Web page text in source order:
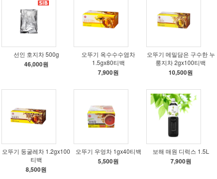
선인 호지차 500g
46,000원
오뚜기 옥수수수염차
1.5gx80티백
7,900원
오뚜기 메밀담은 구수한 누
룽지차 2gx100티백
10,500원
오뚜기 둥굴레차 1.2gx100
티백
8,500원
오뚜기 우엉차 1gx40티백
5,500원
보해 매원 디럭스 1.5L
7,900원